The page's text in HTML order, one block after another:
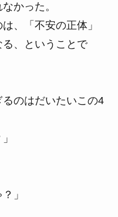
かった。
、「不安の正体」
、ということで
のはだいたいこの4
」